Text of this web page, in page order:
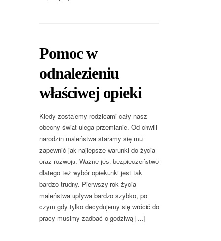
Pomoc w
odnalezieniu
właściwej opieki
Kiedy zostajemy rodzicami cały nasz
obecny świat ulega przemianie. Od chwili
narodzin maleństwa staramy się mu
zapewnić jak najlepsze warunki do życia
oraz rozwoju. Ważne jest bezpieczeństwo
dlatego też wybór opiekunki jest tak
bardzo trudny. Pierwszy rok życia
maleństwa upływa bardzo szybko, po
czym gdy tylko decydujemy się wrócić do
pracy musimy zadbać o godziwą […]